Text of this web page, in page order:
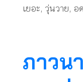
เยอะ, วุ่นวาย, อ
ภาวน